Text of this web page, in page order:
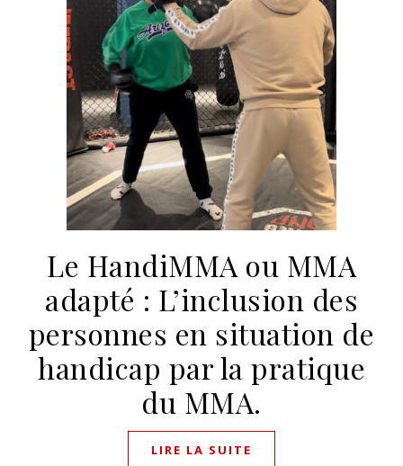
Le HandiMMA ou MMA
adapté : L’inclusion des
personnes en situation de
handicap par la pratique
du MMA.
LIRE LA SUITE